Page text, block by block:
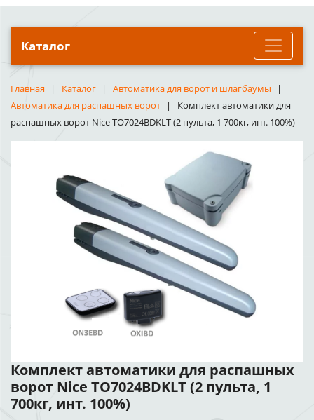
Каталог
Главная Каталог
Автоматика для ворот и шлагбаумы
Автоматика для распашных ворот
Комплект автоматики для
распашных ворот Nice TO7024BDKLT (2 пульта, 1 700кг, инт. 100%)
Комплект автоматики для распашных
ворот Nice TO7024BDKLT (2 пульта, 1
700кг, инт. 100%)